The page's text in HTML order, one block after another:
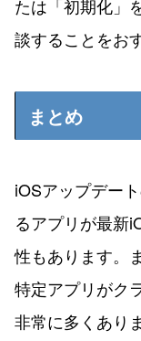
たは「初期化」
談することをお
まとめ
iOSアップデー
るアプリが最新
性もあります。
特定アプリがク
非常に多くあり